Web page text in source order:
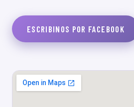
ESCRIBINOS POR FACEBOOK